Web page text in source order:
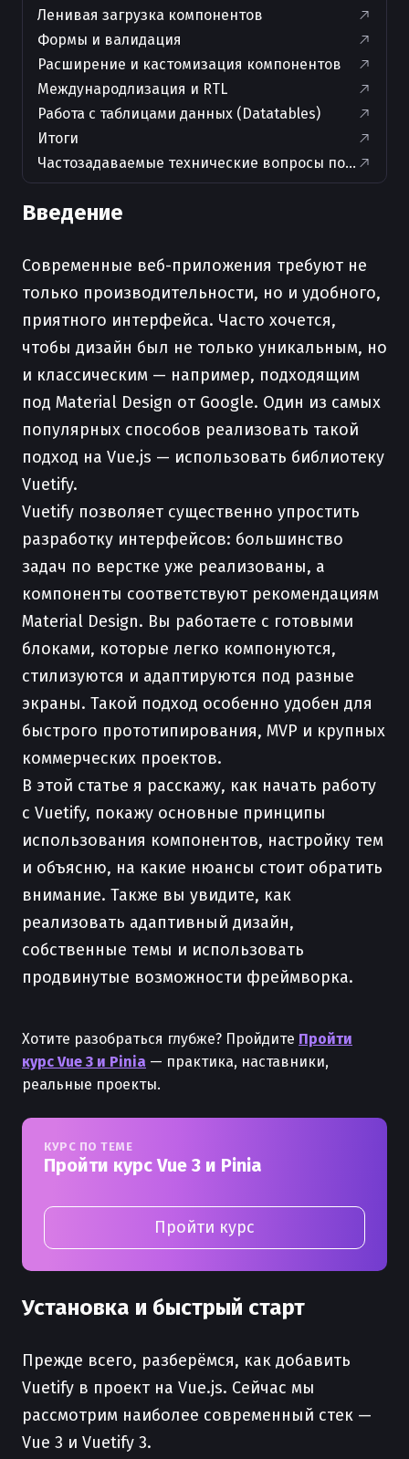
Ленивая загрузка компонентов
Формы и валидация
Расширение и кастомизация компонентов
Международлизация и RTL
Работа с таблицами данных (Datatables)
Итоги
Частозадаваемые технические вопросы по теме
Введение
Современные веб-приложения требуют не
только производительности, но и удобного,
приятного интерфейса. Часто хочется,
чтобы дизайн был не только уникальным, но
и классическим — например, подходящим
под Material Design от Google. Один из самых
популярных способов реализовать такой
подход на Vue.js — использовать библиотеку
Vuetify.
Vuetify позволяет существенно упростить
разработку интерфейсов: большинство
задач по верстке уже реализованы, а
компоненты соответствуют рекомендациям
Material Design. Вы работаете с готовыми
блоками, которые легко компонуются,
стилизуются и адаптируются под разные
экраны. Такой подход особенно удобен для
быстрого прототипирования, MVP и крупных
коммерческих проектов.
В этой статье я расскажу, как начать работу
с Vuetify, покажу основные принципы
использования компонентов, настройку тем
и объясню, на какие нюансы стоит обратить
внимание. Также вы увидите, как
реализовать адаптивный дизайн,
собственные темы и использовать
продвинутые возможности фреймворка.
Хотите разобраться глубже? Пройдите Пройти
курс Vue 3 и Pinia — практика, наставники,
реальные проекты.
КУРС ПО ТЕМЕ
Пройти курс Vue 3 и Pinia
Пройти курс
Установка и быстрый старт
Прежде всего, разберёмся, как добавить
Vuetify в проект на Vue.js. Сейчас мы
рассмотрим наиболее современный стек —
Vue 3 и Vuetify 3.